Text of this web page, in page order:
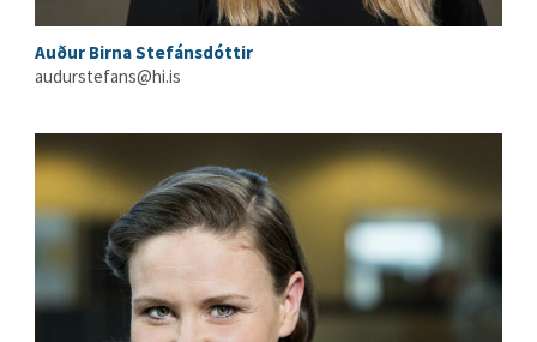
Auður Birna Stefánsdóttir
audurstefans@hi.is